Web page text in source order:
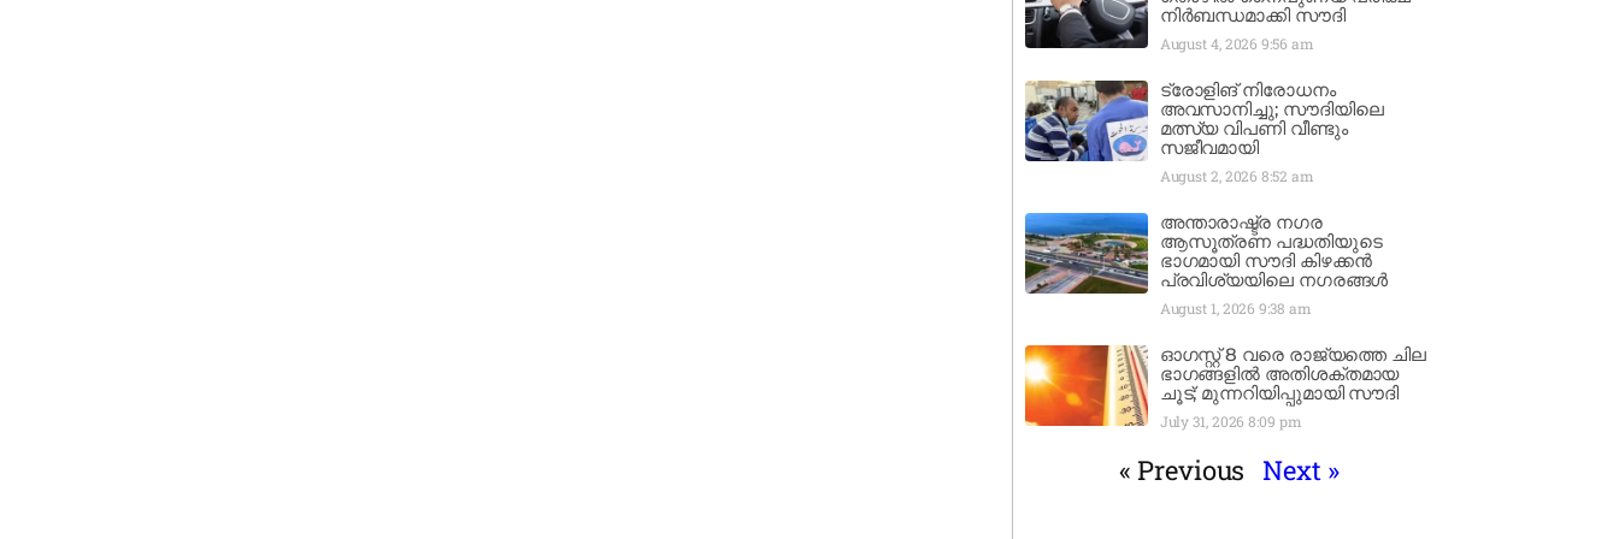
നിർബന്ധമാക്കി സൗദി
August 4, 20269:56 am
ട്രോളിങ് നിരോധനം
അവസാനിച്ചു; സൗദിയിലെ
മത്സ്യ വിപണി വീണ്ടും
സജീവമായി
August 2, 20268:52 am
അന്താരാഷ്ട്ര നഗര
ആസൂത്രണ പദ്ധതിയുടെ
ഭാഗമായി സൗദി കിഴക്കൻ
പ്രവിശ്യയിലെ നഗരങ്ങൾ
August 1, 20269:38 am
ഓഗസ്റ്റ് 8 വരെ രാജ്യത്തെ ചില
ഭാഗങ്ങളിൽ അതിശക്തമായ
ചൂട്; മുന്നറിയിപ്പുമായി സൗദി
July 31, 20268:09 pm
« Previous Next »